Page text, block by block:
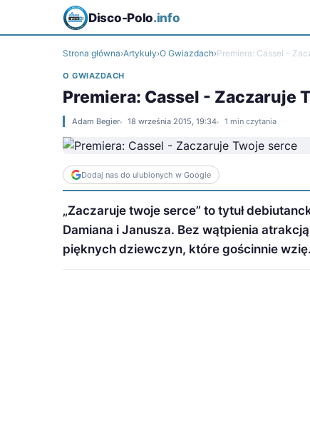
Disco-Polo.info
Strona główna›Artykuły›O Gwiazdach›Premiera: Cassel -
O GWIAZDACH
Premiera: Cassel - Zaczaruje
Adam Begier 18 września 2015, 19:34 1 min czytania
Dodaj nas do ulubionych w Google
„Zaczaruje twoje serce” to tytuł
Damiana i Janusza. Bez wątpienia
pięknych dziewczyn, które gościnnie